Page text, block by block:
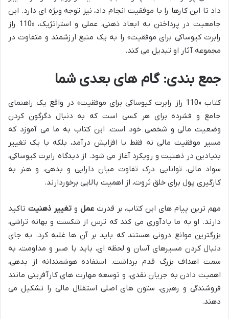
داد تا این کارها را با موفقیت انجام داد، نیز توجه ویژه ای دارد. این
جامعیت در پرداختن به ابعاد ذهنی، عملی و استراتژیک، «110 راز
رابرت کیوساکی برای موفقیت» را به یک منبع ارزشمند و متفاوت در
مجموعه آثار او تبدیل می کند.
جمع بندی: گام های بعدی شما
کتاب «110 راز رابرت کیوساکی برای موفقیت» در واقع یک راهنمای
جامع و فشرده برای هر کسی است که به دنبال دگرگون کردن
وضعیت مالی و شخصی خود است. این کتاب به ما می آموزد که
مسیر موفقیت مالی نه فقط با افزایش درآمد، بلکه با یک تغییر
بنیادین در ذهنیت و رویکرد آغاز می شود. از دیدگاه رابرت کیوساکی،
سواد مالی، توانایی درک تفاوت میان دارایی و بدهی، و هنر به
کارگیری پول برای خلق ثروت، از اهمیت بالایی برخوردارند.
مهم ترین پیام های این کتاب، بر قدرتعمل وتغییر ذهنیت تاکید
دارند. او به ما یادآوری می کند که ترس از شکست و بهانه تراشی،
بزرگترین موانع درونی هستند که باید بر آن ها غلبه کرد. به جای
دنبال کردن مسیرهای آسان و لحظه ای، باید با صبر و مداومت، به
سمت اهداف بزرگ قدم برداشت. استفاده هوشمندانه از بدهی،
اهمیت دادن به جریان نقدی، و توسعه مهارت های کارآفرینی مانند
فروشندگی و رهبری، ستون های اصلی استقلال مالی را تشکیل می
دهند.